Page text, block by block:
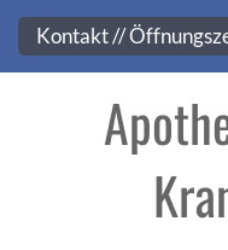
Kontakt
Kontakt //